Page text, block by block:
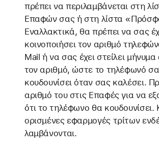
πρέπει να περιλαμβάνεται στη
Επαφών σας ή στη λίστα
Εναλλακτικά, θα πρέπει να σας
κοινοποιήσει τον αριθμό
Mail ή να σας έχει στείλει
τον αριθμό, ώστε το τηλέφωνό
κουδουνίσει όταν σας καλέσει.
αριθμό του στις Επαφές για να
ότι το τηλέφωνο θα κουδουνίσει.
ορισμένες εφαρμογές τρίτων
λαμβάνονται.